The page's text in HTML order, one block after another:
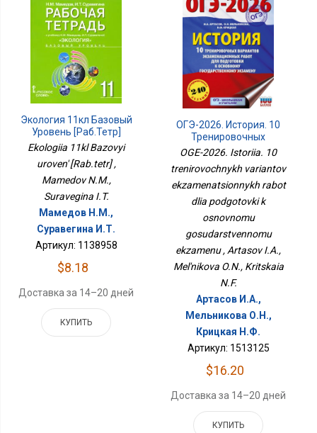
Экология 11кл Базовый
Уровень [Раб.тетр]
Ekologiia 11kl Bazovyi
uroven' [Rab.tetr] ,
Mamedov N.M.,
Suravegina I.T.
Мамедов Н.М.,
Суравегина И.Т.
Артикул: 1138958
$8.18
Доставка за 14–20 дней
КУПИТЬ
ОГЭ-2026. История. 10
Тренировочных
Вариантов
Экзаменационных
Работ Для Подготовки К
Основному
Государственному
Экзамену
OGE-2026. Istoriia. 10
trenirovochnykh variantov
ekzamenatsionnykh rabot
dlia podgotovki k
osnovnomu
gosudarstvennomu
ekzamenu , Artasov I.A.,
Mel'nikova O.N., Kritskaia
N.F.
Артасов И.А.,
Мельникова О.Н.,
Крицкая Н.Ф.
Артикул: 1513125
$16.20
Доставка за 14–20 дней
КУПИТЬ